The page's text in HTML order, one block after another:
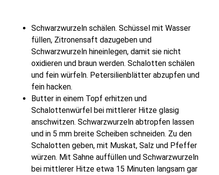
Schwarzwurzeln schälen. Schüssel mit Wasser
füllen, Zitronensaft dazugeben und
Schwarzwurzeln hineinlegen, damit sie nicht
oxidieren und braun werden. Schalotten schälen
und fein würfeln. Petersilienblätter abzupfen und
fein hacken.
Butter in einem Topf erhitzen und
Schalottenwürfel bei mittlerer Hitze glasig
anschwitzen. Schwarzwurzeln abtropfen lassen
und in 5 mm breite Scheiben schneiden. Zu den
Schalotten geben, mit Muskat, Salz und Pfeffer
würzen. Mit Sahne auffüllen und Schwarzwurzeln
bei mittlerer Hitze etwa 15 Minuten langsam gar